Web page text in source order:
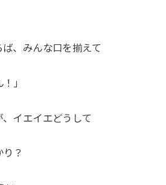
、みんな口を揃えて
」
イエイエどうして
？